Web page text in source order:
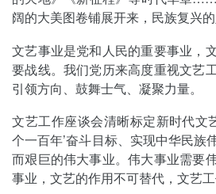
阔的大美图卷铺展开来，民族复兴的
文艺事业是党和人民的重要事业，
要战线。我们党历来高度重视文艺
引领方向、鼓舞士气、凝聚力量。
文艺工作座谈会清晰标定新时代文
个一百年’奋斗目标、实现中华民族
而艰巨的伟大事业。伟大事业需要
事业，文艺的作用不可替代，文艺